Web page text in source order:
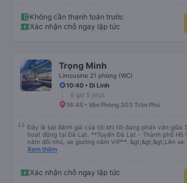
lượng và tiện ích được cung cấp. 5. Thái độ phục vụ: Nhân viên và tài xế rất
nhiệt tình, chu đáo và tôn trọng khách hàng. Tôi cảm
hài lòng với các dịch vụ mà họ cung cấp. Dịch vụ của họ đáp ứng đầy đủ
Không cần thanh toán trước
Xác nhận chỗ ngay lập tức
Trọng Minh
Limousine 21 phòng (WC)
10:40 • Di Linh
6 giờ 5 phút
16:45 • Văn Phòng 303 Trần Phú
Đây là bài đánh giá của tôi khi tôi đang phân vân giữa
hoạt động tại Đà Lạt. **Tuyến Đà Lạt - Thành phố Hồ
nằm đôi nhỏ, xe giường nằm VIP**. &gt;&gt;&gt;Lên
nhận được email yêu cầu số điện thoại/WhatsApp.
cho biết địa điểm, biển số xe buýt và dặn tôi chụp ảnh
có thể tìm thấy tôi. Tất cả điều này hoạt động rất tốt
Xem thêm
Xác nhận chỗ ngay lập tức